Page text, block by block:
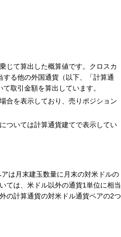
じて算出した概算値です。クロスカ
る他の外国通貨（以下、「計算通
取引金額を算出しています。
合を表示しており、売りポジション
ついては計算通貨建てで表示してい
は月末建玉数量に月末の対米ドルの
ては、米ドル以外の通貨1単位に相当
の計算通貨の対米ドル通貨ペアの2つ